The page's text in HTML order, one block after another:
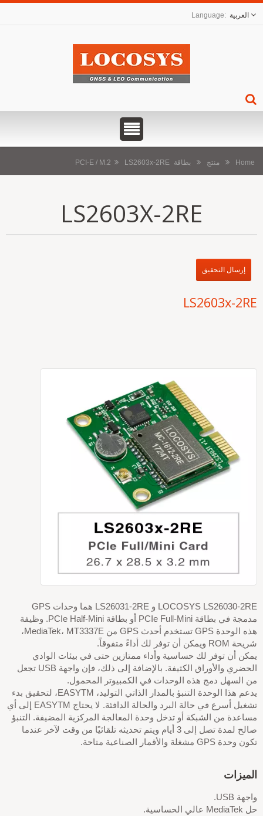
العربية
Home منتج بطاقة PCI-E / M.2 LS2603x-2RE
LS2603X-2RE
إرسال التحقيق
LS2603x-2RE
LOCOSYS LS26030-2RE و LS26031-2RE هما وحدات GPS
مدمجة في بطاقة PCIe Full-Mini أو بطاقة PCIe Half-Mini. وظيفة
هذه الوحدة GPS تستخدم أحدث GPS من MediaTek، MT3337E،
شريحة ROM ويمكن أن توفر لك أداءً متفوقاً.
يمكن أن توفر لك حساسية وأداء ممتازين حتى في بيئات الوادي
الحضري والأوراق الكثيفة. بالإضافة إلى ذلك، فإن واجهة USB تجعل
من السهل دمج هذه الوحدات في الكمبيوتر المحمول.
يدعم هذا الوحدة التنبؤ بالمدار الذاتي التوليد، EASYTM، لتحقيق بدء
تشغيل أسرع في حالة البرد والحالة الدافئة. لا يحتاج EASYTM إلى أي
مساعدة من الشبكة أو تدخل وحدة المعالجة المركزية المضيفة. التنبؤ
صالح لمدة تصل إلى 3 أيام ويتم تحديثه تلقائيًا من وقت لآخر عندما
تكون وحدة GPS مشغلة والأقمار الصناعية متاحة.
الميزات
واجهة USB.
حل MediaTek عالي الحساسية.